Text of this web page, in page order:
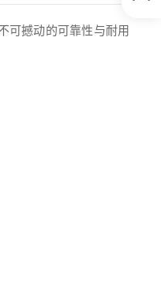
可撼动的可靠性与耐用